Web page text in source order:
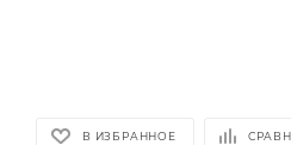
В ИЗБРАННОЕ